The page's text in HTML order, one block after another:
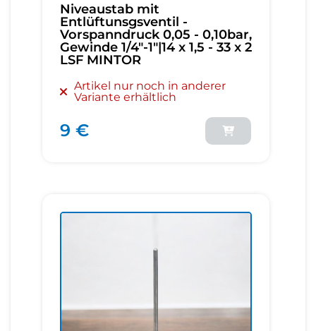
Niveaustab mit
Entlüftunsgsventil -
Vorspanndruck 0,05 - 0,10bar,
Gewinde 1/4"-1"|14 x 1,5 - 33 x 2
LSF MINTOR
Artikel nur noch in anderer
Variante erhältlich
9 €